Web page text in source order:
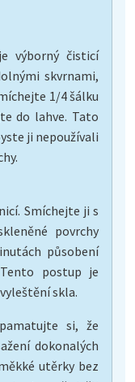
výborný čisticí
skvrnami,
1/4 šálku
do lahve. Tato
ji nepoužívali
Smíchejte ji s
povrchy
působení
postup je
skla.
si, že
dokonalých
utěrky bez